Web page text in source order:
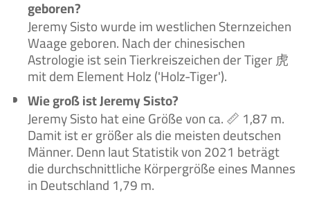
geboren?
Jeremy Sisto wurde im westlichen Sternzeichen
Waage geboren. Nach der chinesischen
Astrologie ist sein Tierkreiszeichen der Tiger 虎
mit dem Element Holz ('Holz-Tiger').
Wie groß ist Jeremy Sisto?
Jeremy Sisto hat eine Größe von ca. 📏 1,87 m.
Damit ist er größer als die meisten deutschen
Männer. Denn laut Statistik von 2021 beträgt
die durchschnittliche Körpergröße eines Mannes
in Deutschland 1,79 m.